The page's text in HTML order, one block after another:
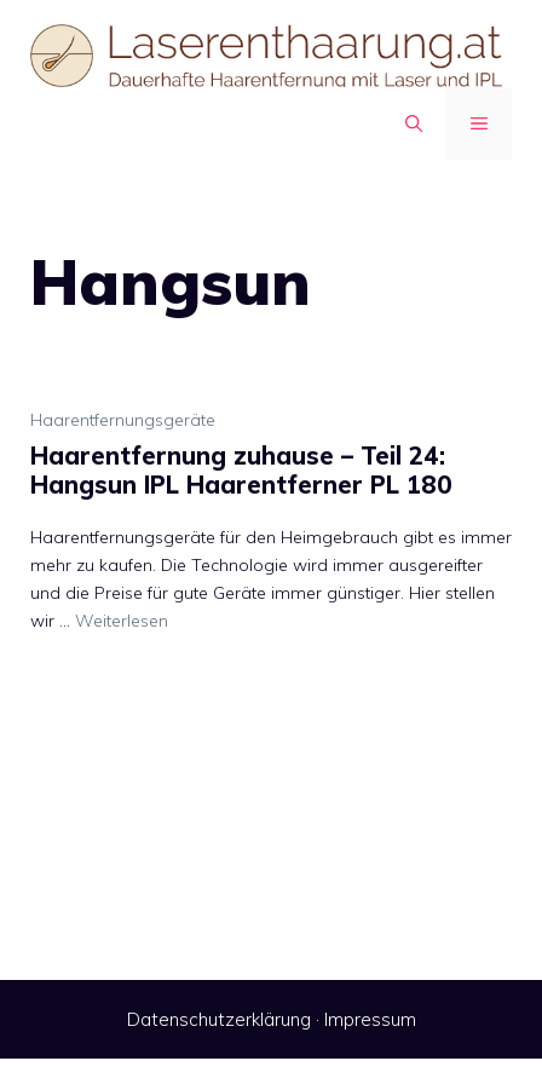
Inhalt
springen
MENÜ
Hangsun
Haarentfernungsgeräte
Haarentfernung zuhause – Teil 24:
Hangsun IPL Haarentferner PL 180
Haarentfernungsgeräte für den Heimgebrauch gibt es immer
mehr zu kaufen. Die Technologie wird immer ausgereifter
und die Preise für gute Geräte immer günstiger. Hier stellen
wir … Weiterlesen
Datenschutzerklärung · Impressum